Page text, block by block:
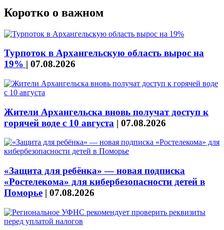
Коротко о важном
Турпоток в Архангельскую область вырос на
19% | 07.08.2026
Жители Архангельска вновь получат доступ к
горячей воде с 10 августа | 07.08.2026
«Защита для ребёнка» — новая подписка
«Ростелекома» для кибербезопасности детей в
Поморье | 07.08.2026